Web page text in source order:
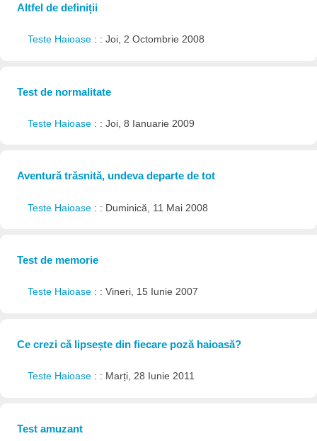
Altfel de definiții
Teste Haioase : : Joi, 2 Octombrie 2008
Test de normalitate
Teste Haioase : : Joi, 8 Ianuarie 2009
Aventură trăsnită, undeva departe de tot
Teste Haioase : : Duminică, 11 Mai 2008
Test de memorie
Teste Haioase : : Vineri, 15 Iunie 2007
Ce crezi că lipsește din fiecare poză haioasă?
Teste Haioase : : Marți, 28 Iunie 2011
Test amuzant